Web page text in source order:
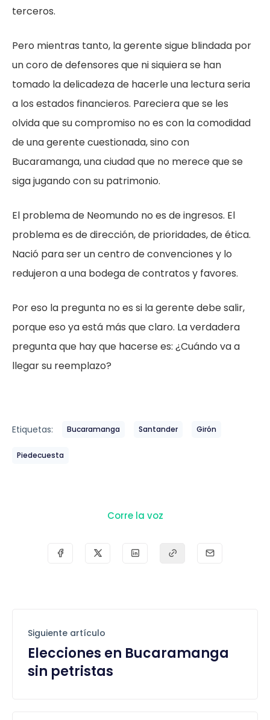
terceros.
Pero mientras tanto, la gerente sigue blindada por
un coro de defensores que ni siquiera se han
tomado la delicadeza de hacerle una lectura seria
a los estados financieros. Pareciera que se les
olvida que su compromiso no es con la comodidad
de una gerente cuestionada, sino con
Bucaramanga, una ciudad que no merece que se
siga jugando con su patrimonio.
El problema de Neomundo no es de ingresos. El
problema es de dirección, de prioridades, de ética.
Nació para ser un centro de convenciones y lo
redujeron a una bodega de contratos y favores.
Por eso la pregunta no es si la gerente debe salir,
porque eso ya está más que claro. La verdadera
pregunta que hay que hacerse es: ¿Cuándo va a
llegar su reemplazo?
Etiquetas: Bucaramanga Santander Girón
Piedecuesta
Corre la voz
Siguiente artículo
Elecciones en Bucaramanga
sin petristas